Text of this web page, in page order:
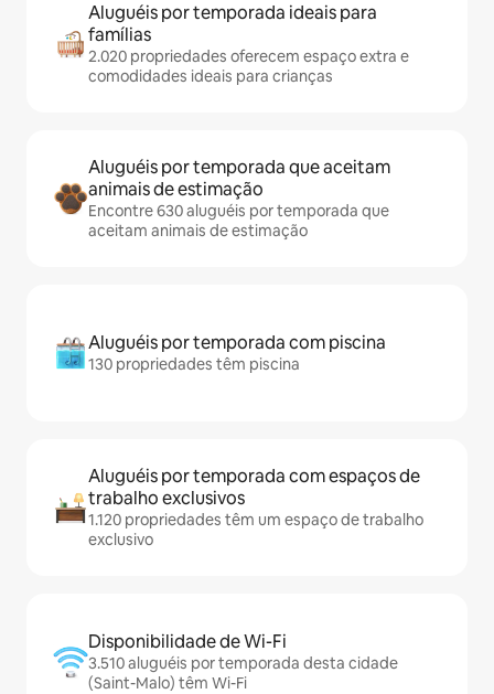
Aluguéis por temporada ideais para
famílias
2.020 propriedades oferecem espaço extra e
comodidades ideais para crianças
Aluguéis por temporada que aceitam
animais de estimação
Encontre 630 aluguéis por temporada que
aceitam animais de estimação
Aluguéis por temporada com piscina
130 propriedades têm piscina
Aluguéis por temporada com espaços de
trabalho exclusivos
1.120 propriedades têm um espaço de trabalho
exclusivo
Disponibilidade de Wi-Fi
3.510 aluguéis por temporada desta cidade
(Saint-Malo) têm Wi-Fi